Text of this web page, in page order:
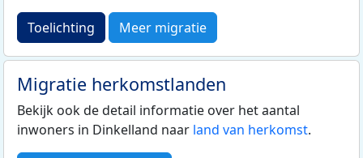
Toelichting Meer migratie
Migratie herkomstlanden
Bekijk ook de detail informatie over het aantal
inwoners in Dinkelland naar land van herkomst.